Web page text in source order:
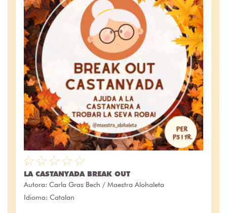
LA CASTANYADA BREAK OUT
Autora: Carla Gras Bech / Maestra Alohaleta
Idioma: Catalan